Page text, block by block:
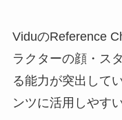
ViduのReference
ラクターの顔・ス
る能力が突出して
ンツに活用しやす